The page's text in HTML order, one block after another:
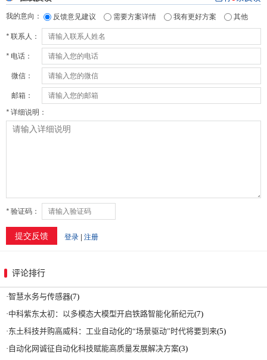
评论排行
·智慧水务与传感器(7)
·中科紫东太初：以多模态大模型开启铁路智能化新纪元(7)
·东土科技并购高威科：工业自动化的“场景驱动”时代将要到来(5)
· 自动化网诚征自动化科技赋能高质量发展解决方案(3)